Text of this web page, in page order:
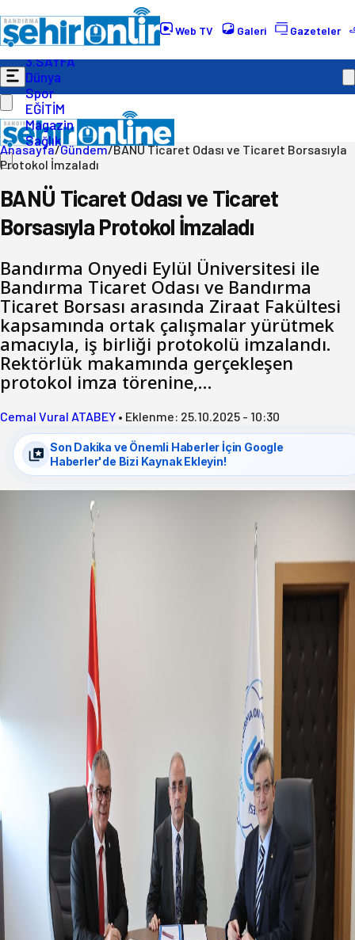
Web TV Galeri Gazeteler
Gündem
Ekonomi
Politika
3.SAYFA
Dünya
Spor
EĞİTİM
Magazin
Sağlık
Anasayfa/Gündem/BANÜ Ticaret Odası ve Ticaret Borsasıyla
Protokol İmzaladı
BANÜ Ticaret Odası ve Ticaret
Borsasıyla Protokol İmzaladı
Bandırma Onyedi Eylül Üniversitesi ile
Bandırma Ticaret Odası ve Bandırma
Ticaret Borsası arasında Ziraat Fakültesi
kapsamında ortak çalışmalar yürütmek
amacıyla, iş birliği protokolü imzalandı.
Rektörlük makamında gerçekleşen
protokol imza törenine,…
Cemal Vural ATABEY • Eklenme: 25.10.2025 - 10:30
Son Dakika ve Önemli Haberler İçin Google
Haberler'de Bizi Kaynak Ekleyin!